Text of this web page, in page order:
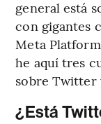
general está
con gigantes
Meta
he aquí tres
sobre Twitter
¿Está